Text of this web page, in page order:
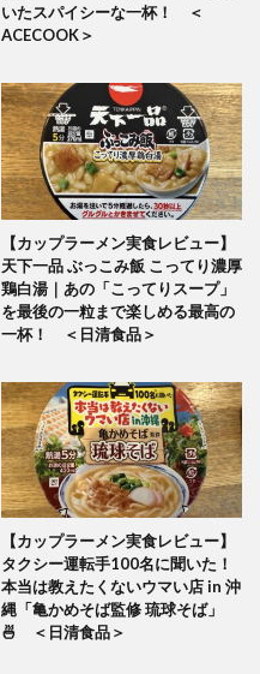
いたスパイシーな一杯！ ＜
ACECOOK＞
【カップラーメン実食レビュー】
天下一品 ぶっこみ飯 こってり濃厚
鶏白湯｜あの「こってりスープ」
を最後の一粒まで楽しめる最高の
一杯！ ＜日清食品＞
【カップラーメン実食レビュー】
タクシー運転手100名に聞いた！
本当は教えたくないウマい店 in 沖
縄「亀かめそば監修 琉球そば」
🍜 ＜日清食品＞